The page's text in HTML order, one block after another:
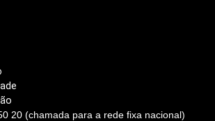
20 (chamada para a rede fixa nacional)